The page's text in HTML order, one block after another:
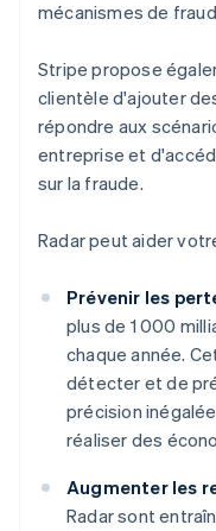
mécanismes de
Stripe propose
clientèle d'ajouter
répondre aux
entreprise et
sur la fraude.
Radar peut aider
Prévenir les
plus de 1 000
chaque année.
détecter et de
précision
réaliser des
Augmenter les
Radar sont